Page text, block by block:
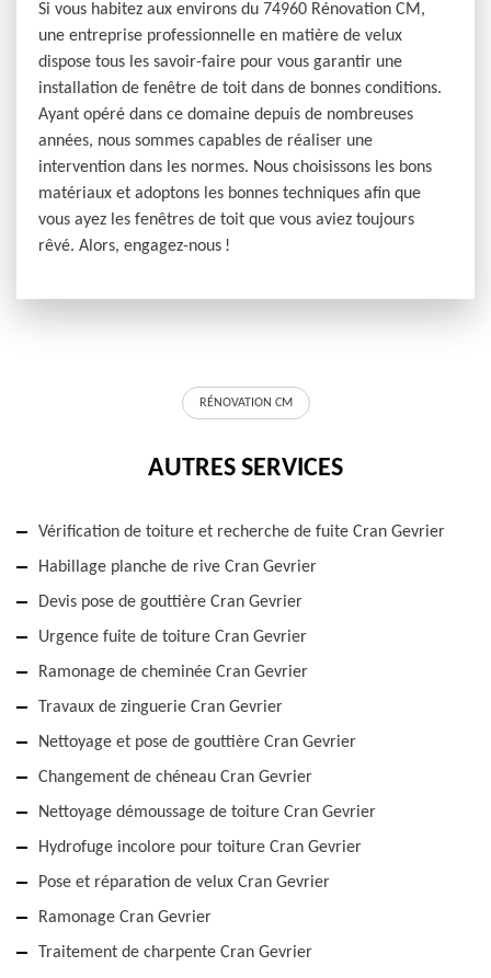
Si vous habitez aux environs du 74960 Rénovation CM,
une entreprise professionnelle en matière de velux
dispose tous les savoir-faire pour vous garantir une
installation de fenêtre de toit dans de bonnes conditions.
Ayant opéré dans ce domaine depuis de nombreuses
années, nous sommes capables de réaliser une
intervention dans les normes. Nous choisissons les bons
matériaux et adoptons les bonnes techniques afin que
vous ayez les fenêtres de toit que vous aviez toujours
rêvé. Alors, engagez-nous !
RÉNOVATION CM
AUTRES SERVICES
Vérification de toiture et recherche de fuite Cran Gevrier
Habillage planche de rive Cran Gevrier
Devis pose de gouttière Cran Gevrier
Urgence fuite de toiture Cran Gevrier
Ramonage de cheminée Cran Gevrier
Travaux de zinguerie Cran Gevrier
Nettoyage et pose de gouttière Cran Gevrier
Changement de chéneau Cran Gevrier
Nettoyage démoussage de toiture Cran Gevrier
Hydrofuge incolore pour toiture Cran Gevrier
Pose et réparation de velux Cran Gevrier
Ramonage Cran Gevrier
Traitement de charpente Cran Gevrier